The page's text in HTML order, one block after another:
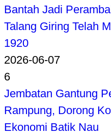
Bantah Jadi
Talang Giring Telah
1920
2026-06-07
6
Jembatan Gantung
Rampung, Dorong
Ekonomi Batik Nau